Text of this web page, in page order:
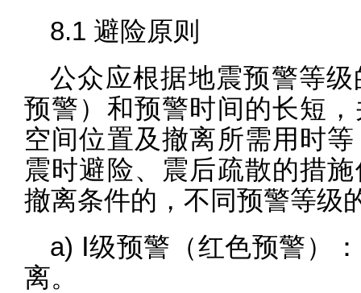
8.1 避险原则
公众应根据地震预警等
预警）和预警时间的长短
空间位置及撤离所需用时
震时避险、震后疏散的措
撤离条件的，不同预警等级
a) Ⅰ级预警（红色预警）
离。